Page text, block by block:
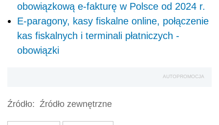
obowiązkową e-fakturę w Polsce od 2024 r.
E-paragony, kasy fiskalne online, połączenie
kas fiskalnych i terminali płatniczych -
obowiązki
AUTOPROMOCJA
Źródło: Źródło zewnętrzne